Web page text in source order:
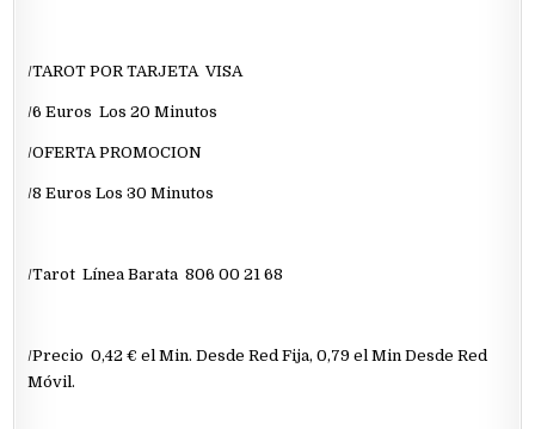
/TAROT POR TARJETA VISA
/6 Euros Los 20 Minutos
/OFERTA PROMOCION
/8 Euros Los 30 Minutos
/Tarot Línea Barata 806 00 21 68
/Precio 0,42 € el Min. Desde Red Fija, 0,79 el Min Desde Red
Móvil.